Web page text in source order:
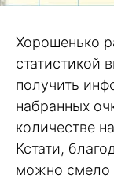
Хорошенько
статистикой
получить
набранных
количестве
Кстати,
можно смело